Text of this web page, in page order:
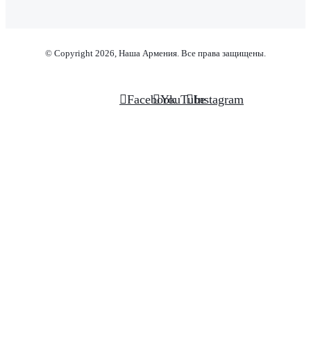
© Copyright 2026, Наша Армения. Все права защищены.
FacebookYouTubeInstagram